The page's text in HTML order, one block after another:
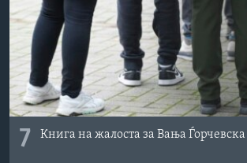
7 Книга на жалоста за Вања Ѓорчевска